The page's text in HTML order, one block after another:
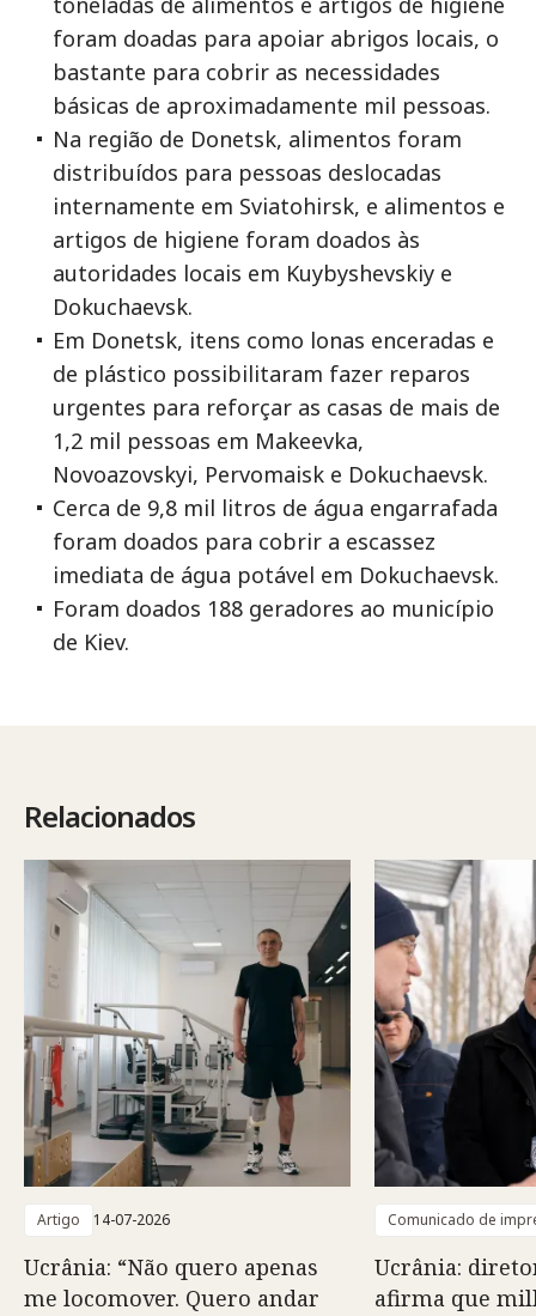
foram doadas para apoiar abrigos locais, o
bastante para cobrir as necessidades
básicas de aproximadamente mil pessoas.
Na região de Donetsk, alimentos foram
distribuídos para pessoas deslocadas
internamente em Sviatohirsk, e alimentos e
artigos de higiene foram doados às
autoridades locais em Kuybyshevskiy e
Dokuchaevsk.
Em Donetsk, itens como lonas enceradas e
de plástico possibilitaram fazer reparos
urgentes para reforçar as casas de mais de
1,2 mil pessoas em Makeevka,
Novoazovskyi, Pervomaisk e Dokuchaevsk.
Cerca de 9,8 mil litros de água engarrafada
foram doados para cobrir a escassez
imediata de água potável em Dokuchaevsk.
Foram doados 188 geradores ao município
de Kiev.
Relacionados
Artigo 14-07-2026
Ucrânia: “Não quero apenas
me locomover. Quero andar
Comunicado de
Ucrânia:
afirma que